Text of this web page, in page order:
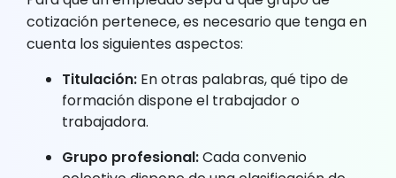
cotización pertenece, es necesario que tenga en
cuenta los siguientes aspectos:
Titulación: En otras palabras, qué tipo de
formación dispone el trabajador o
trabajadora.
Grupo profesional:Cada convenio